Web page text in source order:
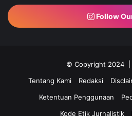
Follow
© Copyright 2024 |
Tentang Kami
Redaksi
Ketentuan Penggunaan
Kode Etik Jurnalistik